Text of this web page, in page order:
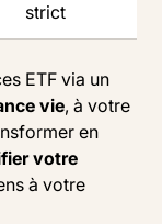
strict
ETF via un
vie, à votre
en
votre
à votre